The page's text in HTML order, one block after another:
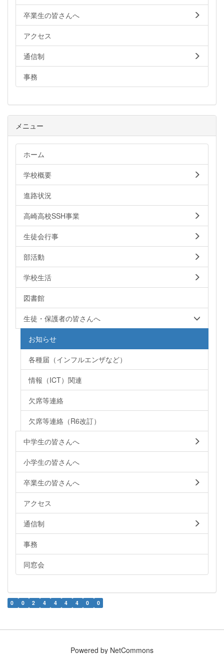
卒業生の皆さんへ
アクセス
通信制
事務
メニュー
ホーム
学校概要
進路状況
高崎高校SSH事業
生徒会行事
部活動
学校生活
図書館
生徒・保護者の皆さんへ
お知らせ
各種届（インフルエンザなど）
情報（ICT）関連
欠席等連絡
欠席等連絡（R6改訂）
中学生の皆さんへ
小学生の皆さんへ
卒業生の皆さんへ
アクセス
通信制
事務
同窓会
0 0 2 4 4 4 4 0 0
Powered by NetCommons